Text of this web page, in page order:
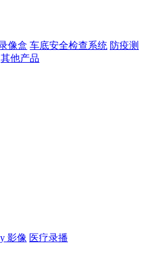
像盒 车底安全检查系统 防疫测
其他产品
影像 医疗录播